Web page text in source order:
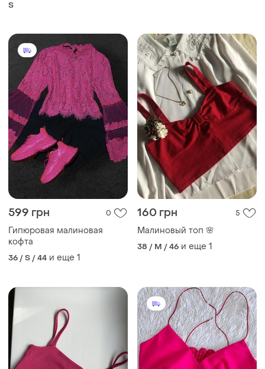
S
599 грн 0
Гипюровая малиновая
кофта
36 / S / 44 и еще 1
160 грн 5
Малиновый топ 🌸
38 / M / 46 и еще 1